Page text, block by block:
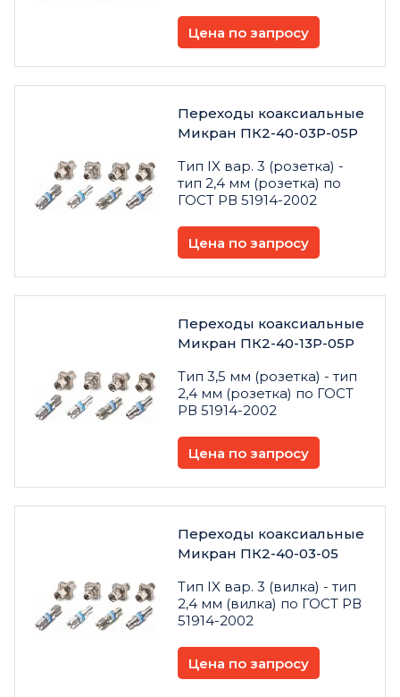
Цена по запросу
Переходы коаксиальные
Микран ПК2-40-03Р-05Р
Тип IX вар. 3 (розетка) -
тип 2,4 мм (розетка) по
ГОСТ РВ 51914-2002
Цена по запросу
Переходы коаксиальные
Микран ПК2-40-13Р-05Р
Тип 3,5 мм (розетка) - тип
2,4 мм (розетка) по ГОСТ
РВ 51914-2002
Цена по запросу
Переходы коаксиальные
Микран ПК2-40-03-05
Тип IX вар. 3 (вилка) - тип
2,4 мм (вилка) по ГОСТ РВ
51914-2002
Цена по запросу